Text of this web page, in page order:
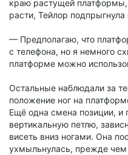
краю растущей платформы,
расти, Тейлор
— Предполагаю, что
с телефона, но я немного
платформе можно
Остальные наблюдали за
положение ног на
Ещё одна смена позиции, и
вертикальную петлю,
висеть вниз ногами. Она
ухмыльнулась, прежде чем